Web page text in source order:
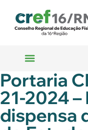
Portaria
21-2024
dispensa